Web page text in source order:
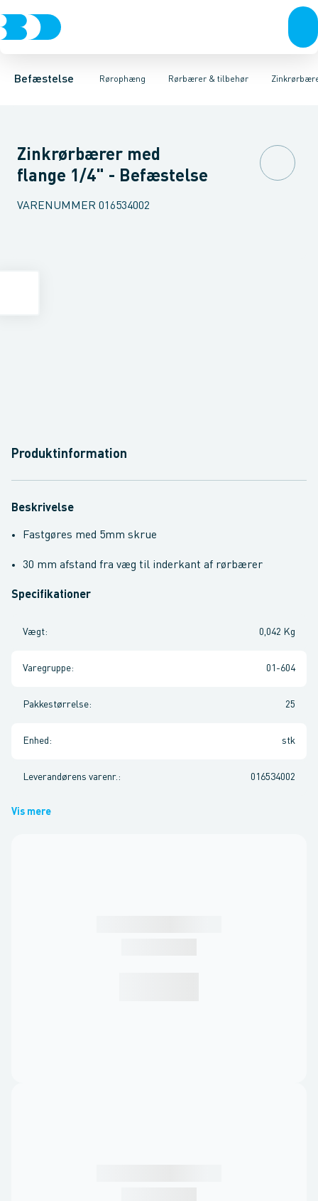
Befæstelse Rørophæng
Bolte & sætskruerMøtrikker SkiverSkruerSøm & dykkere
Rørbærer & tilbehør
Elforzinket- & varmgalvaniseret ophængRustfrit- & syrefast
Zinkrørbærer Indlæg til ZinkrørbærerRørbærer messing &
Zinkrørbærer med
flange 1/4" - Befæstelse
VARENUMMER 016534002
Produktinformation
Beskrivelse
Fastgøres med 5mm skrue
30 mm afstand fra væg til inderkant af rørbærer
Specifikationer
Vægt: 0,042 Kg
Varegruppe: 01-604
Pakkestørrelse: 25
Enhed : stk
Leverandørens varenr. : 016534002
Vis mere